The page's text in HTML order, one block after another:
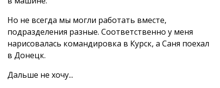
Но не всегда мы могли работать вместе,
подразделения разные. Соответственно у меня
нарисовалась командировка в Курск, а Саня поехал
в Донецк.
Дальше не хочу...